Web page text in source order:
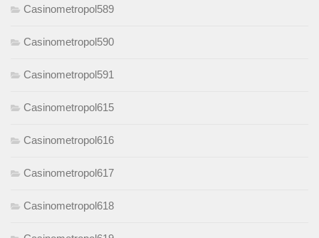
Casinometropol589
Casinometropol590
Casinometropol591
Casinometropol615
Casinometropol616
Casinometropol617
Casinometropol618